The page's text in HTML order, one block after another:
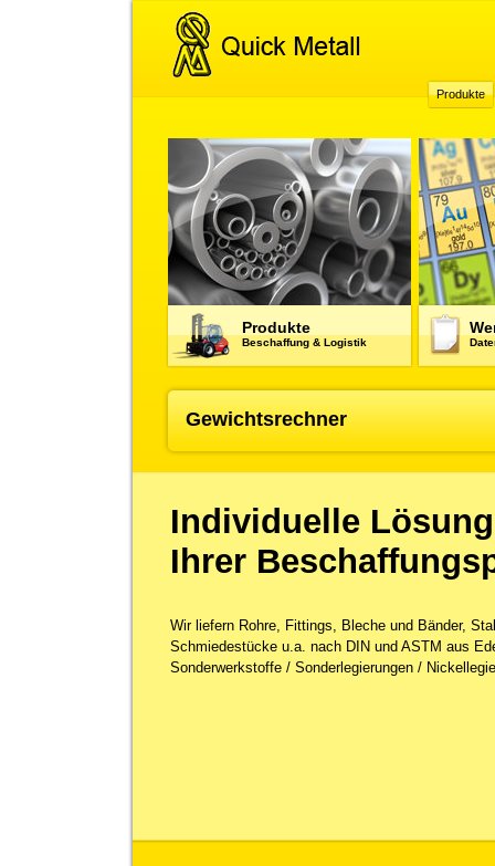
Produkte
Beschaffung & Logistik
Gewichtsrechner
Produkte
Individuelle Lösung
Ihrer
Wir liefern Rohre, Fittings, Bleche und Bänder,
Schmiedestücke u.a. nach DIN und ASTM aus
Sonderwerkstoffe / Sonderlegierungen /